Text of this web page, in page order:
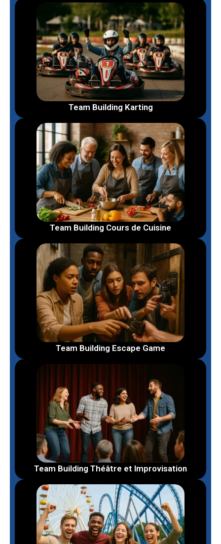
Team Building Karting
Team Building Cours de Cuisine
Team Building Escape Game
Team Building Théâtre et Improvisation